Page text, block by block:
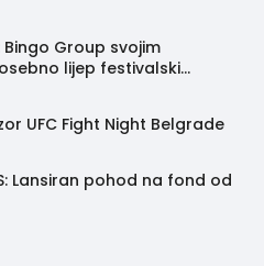
Group svojim
lijep festivalski
UFC Fight Night Belgrade
Lansiran pohod na fond od